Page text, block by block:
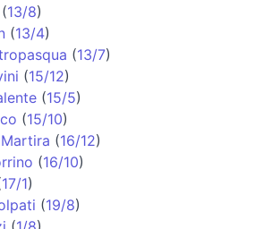
(13/8)
(13/4)
(13/7)
(15/12)
(15/5)
(15/10)
(16/12)
(16/10)
17/1)
(19/8)